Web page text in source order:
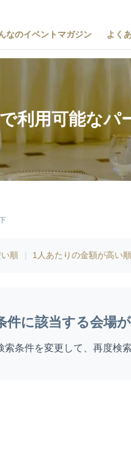
なのイベントマガジン よく
利用可能なパ
順 1人あたりの金額が高い順
件に該当する会場
索条件を変更して、再度検